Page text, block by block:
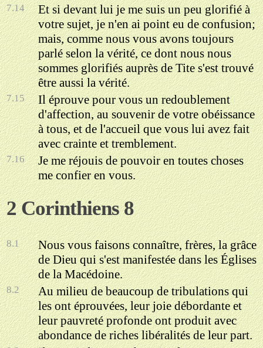
7.14
Et si devant lui je me suis un peu glorifié à
votre sujet, je n'en ai point eu de confusion;
mais, comme nous vous avons toujours
parlé selon la vérité, ce dont nous nous
sommes glorifiés auprès de Tite s'est trouvé
être aussi la vérité.
7.15
Il éprouve pour vous un redoublement
d'affection, au souvenir de votre obéissance
à tous, et de l'accueil que vous lui avez fait
avec crainte et tremblement.
7.16
Je me réjouis de pouvoir en toutes choses
me confier en vous.
2 Corinthiens 8
8.1
Nous vous faisons connaître, frères, la grâce
de Dieu qui s'est manifestée dans les Églises
de la Macédoine.
8.2
Au milieu de beaucoup de tribulations qui
les ont éprouvées, leur joie débordante et
leur pauvreté profonde ont produit avec
abondance de riches libéralités de leur part.